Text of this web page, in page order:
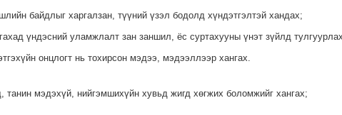
байдлыг харгалзан, түүний үзэл бодолд хүндэтгэлтэй хандах;
үндэсний уламжлалт зан заншил, ёс суртахууны үнэт зүйлд
онцлогт нь тохирсон мэдээ, мэдээллээр хангах.
танин мэдэхүй, нийгэмшихүйн хувьд жигд хөгжих боломжийг хангах;